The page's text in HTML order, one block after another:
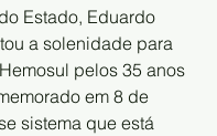
Estado, Eduardo
a solenidade para
pelos 35 anos
em 8 de
sistema que está